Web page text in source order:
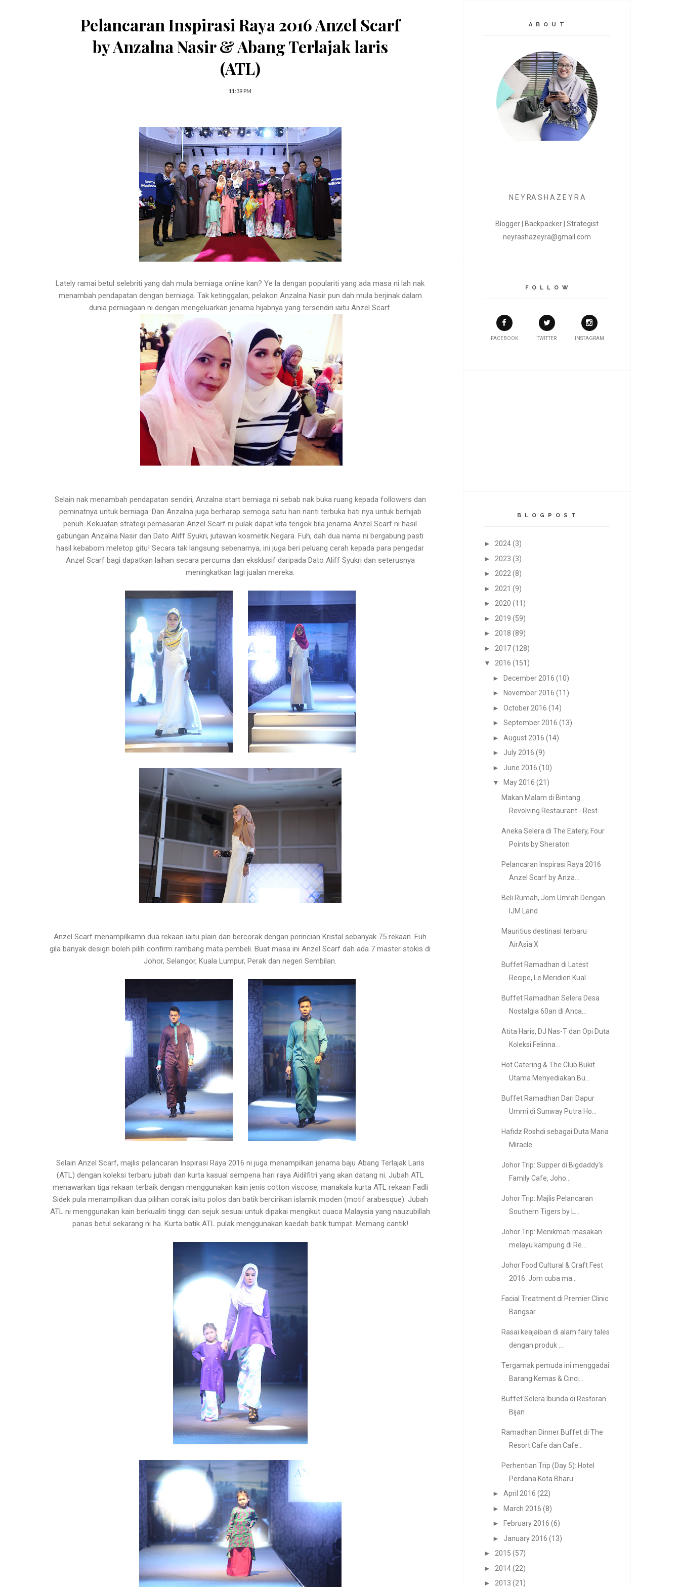
Pelancaran Inspirasi Raya 2016 Anzel Scarf
by Anzalna Nasir & Abang Terlajak laris
(ATL)
11:39 PM
Lately ramai betul selebriti yang dah mula berniaga online kan? Ye la dengan populariti yang ada masa ni lah nak
menambah pendapatan dengan berniaga. Tak ketinggalan, pelakon Anzalna Nasir pun dah mula berjinak dalam
dunia perniagaan ni dengan mengeluarkan jenama hijabnya yang tersendiri iaitu Anzel Scarf.
Selain nak menambah pendapatan sendiri, Anzalna start berniaga ni sebab nak buka ruang kepada followers dan
peminatnya untuk berniaga. Dan Anzalna juga berharap semoga satu hari nanti terbuka hati nya untuk berhijab
penuh. Kekuatan strategi pemasaran Anzel Scarf ni pulak dapat kita tengok bila jenama Anzel Scarf ni hasil
gabungan Anzalna Nasir dan Dato Aliff Syukri, jutawan kosmetik Negara. Fuh, dah dua nama ni bergabung pasti
hasil kebabom meletop gitu! Secara tak langsung sebenarnya, ini juga beri peluang cerah kepada para pengedar
Anzel Scarf bagi dapatkan laihan secara percuma dan eksklusif daripada Dato Aliff Syukri dan seterusnya
meningkatkan lagi jualan mereka.
Anzel Scarf menampilkamn dua rekaan iaitu plain dan bercorak dengan perincian Kristal sebanyak 75 rekaan. Fuh
gila banyak design boleh pilih confirm rambang mata pembeli. Buat masa ini Anzel Scarf dah ada 7 master stokis di
Johor, Selangor, Kuala Lumpur, Perak dan negeri Sembilan.
Selain Anzel Scarf, majlis pelancaran Inspirasi Raya 2016 ni juga menampilkan jenama baju Abang Terlajak Laris
(ATL) dengan koleksi terbaru jubah dan kurta kasual sempena hari raya Aidilfitri yang akan datang ni. Jubah ATL
menawarkan tiga rekaan terbaik dengan menggunakan kain jenis cotton viscose, manakala kurta ATL rekaan Fadli
Sidek pula menampilkan dua pilihan corak iaitu polos dan batik bercirikan islamik moden (motif arabesque). Jubah
ATL ni menggunakan kain berkualiti tinggi dan sejuk sesuai untuk dipakai mengikut cuaca Malaysia yang nauzubillah
panas betul sekarang ni ha. Kurta batik ATL pulak menggunakan kaedah batik tumpat. Memang cantik!
A B O U T
N E Y RA S H A Z E Y R A
Blogger | Backpacker | Strategist
neyrashazeyra@gmail.com
F O L L O W
FACEBOOK TWITTER INSTAGRAM
B L O G P O S T
► 2024(3)
► 2023 (3)
► 2022 (8)
► 2021 (9)
► 2020 (11)
► 2019 (59)
► 2018 (89)
► 2017(128)
▼
2016 (151)
► December 2016 (10)
►
November 2016 (11)
► October 2016 (14)
► September 2016 (13)
► August 2016 (14)
► July 2016 (9)
► June 2016 (10)
▼
May 2016 (21)
Makan Malam di Bintang
Revolving Restaurant - Rest...
Aneka Selera di The Eatery, Four
Points by Sheraton
Pelancaran Inspirasi Raya 2016
Anzel Scarf by Anza...
Beli Rumah, Jom Umrah Dengan
IJM Land
Mauritius destinasi terbaru
AirAsia X
Buffet Ramadhan di Latest
Recipe, Le Meridien Kual...
Buffet Ramadhan Selera Desa
Nostalgia 60an di Anca...
Atita Haris, DJ Nas-T dan Opi Duta
Koleksi Felinna...
Hot Catering & The Club Bukit
Utama Menyediakan Bu...
Buffet Ramadhan Dari Dapur
Ummi di Sunway Putra Ho...
Hafidz Roshdi sebagai Duta Maria
Miracle
Johor Trip: Supper di Bigdaddy's
Family Cafe, Joho...
Johor Trip: Majlis Pelancaran
Southern Tigers by L...
Johor Trip: Menikmati masakan
melayu kampung di Re...
Johor Food Cultural & Craft Fest
2016: Jom cuba ma...
Facial Treatment di Premier Clinic
Bangsar
Rasai keajaiban di alam fairy tales
dengan produk ...
Tergamak pemuda ini menggadai
Barang Kemas & Cinci...
Buffet Selera Ibunda di Restoran
Bijan
Ramadhan Dinner Buffet di The
Resort Cafe dan Cafe...
Perhentian Trip (Day 5): Hotel
Perdana Kota Bharu
► April 2016 (22)
► March 2016 (8)
►
February 2016 (6)
► January 2016 (13)
► 2015 (57)
► 2014(22)
► 2013 (21)